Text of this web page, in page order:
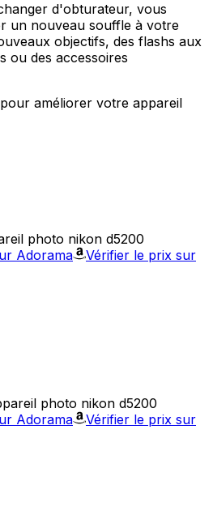
d'obturateur, vous
un nouveau souffle à votre
objectifs, des flashs aux
ou des accessoires
améliorer votre appareil
photo nikon d5200
Adorama
Vérifier le prix sur
photo nikon d5200
Adorama
Vérifier le prix sur